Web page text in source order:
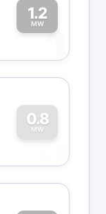
1.2
MW1
0.8
MW
0